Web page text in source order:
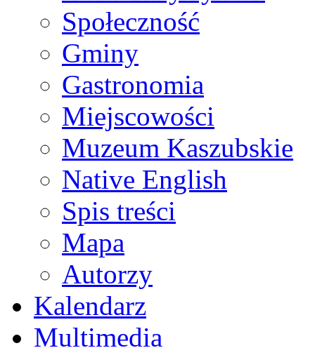
Społeczność
Gminy
Gastronomia
Miejscowości
Muzeum Kaszubskie
Native English
Spis treści
Mapa
Autorzy
Kalendarz
Multimedia